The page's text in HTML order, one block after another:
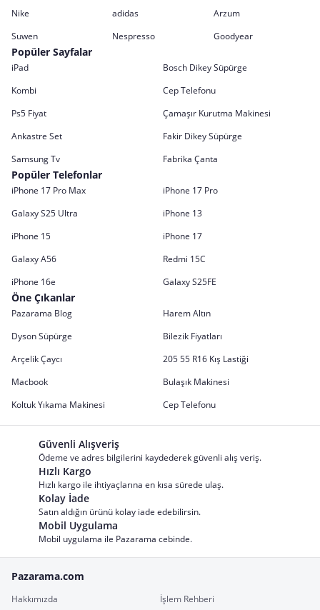
Nike adidas
Arzum
Suwen
Nespresso Goodyear
Popüler Sayfalar
iPad
Bosch Dikey Süpürge
Kombi
Cep Telefonu
Ps5 Fiyat
Çamaşır Kurutma Makinesi
Ankastre Set
Fakir Dikey Süpürge
Samsung Tv
Fabrika Çanta
Popüler Telefonlar
iPhone 17 Pro Max
iPhone 17 Pro
Galaxy S25 Ultra
iPhone 13
iPhone 15
iPhone 17
Galaxy A56
Redmi 15C
iPhone 16e
Galaxy S25FE
Öne Çıkanlar
Pazarama Blog
Harem Altın
Dyson Süpürge
Bilezik Fiyatları
Arçelik Çaycı
205 55 R16 Kış Lastiği
Macbook
Bulaşık Makinesi
Koltuk Yıkama Makinesi
Cep Telefonu
Güvenli Alışveriş
Ödeme ve adres bilgilerini kaydederek güvenli alış veriş.
Hızlı Kargo
Hızlı kargo ile ihtiyaçlarına en kısa sürede ulaş.
Kolay İade
Satın aldığın ürünü kolay iade edebilirsin.
Mobil Uygulama
Mobil uygulama ile Pazarama cebinde.
Pazarama.com
Hakkımızda
İşlem Rehberi